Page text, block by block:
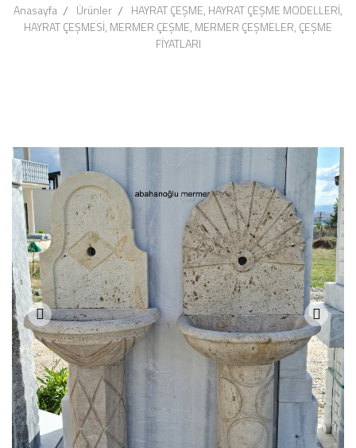
Anasayfa Ürünler
HAYRAT ÇEŞME, HAYRAT ÇEŞME MODELLERİ,
HAYRAT ÇEŞMESİ, MERMER ÇEŞME, MERMER ÇEŞMELER, ÇEŞME
FİYATLARI